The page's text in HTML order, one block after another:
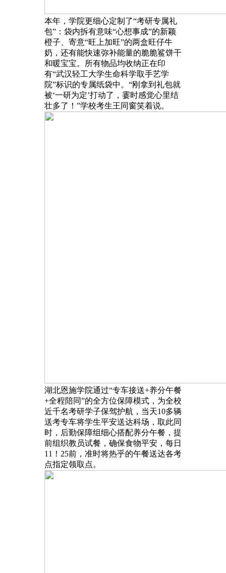
本年，学院更细心定制了“考研专属礼
包”：袋内拆有意味“心想事成”的新颖
橙子、寄意“旺上加旺”的两盒旺仔牛
奶，还有能快速弥补能量的脆脆鲨饼干
和暖宝宝。所有物品均收纳正在印
有“武汉轻工大学生命科学取手艺学
院”标识的专属纸袋中。“刚拿到礼包就
被‘一研为定’打动了，霎时感觉心里结
壮多了！”学校考生王同窗笑着说。
湖北恩施学院通过“专车接送+养分午餐
+全程陪同”的全方位保障模式，为全校
近千名考研学子保驾护航，当天10多辆
送考专车将学生平安送达科场，取此同
时，后勤保障组细心搭配养分午餐，提
前组织教员试餐，确保食物平安，每日
11！25前，准时将热乎的午餐送达各考
点指定领取点。